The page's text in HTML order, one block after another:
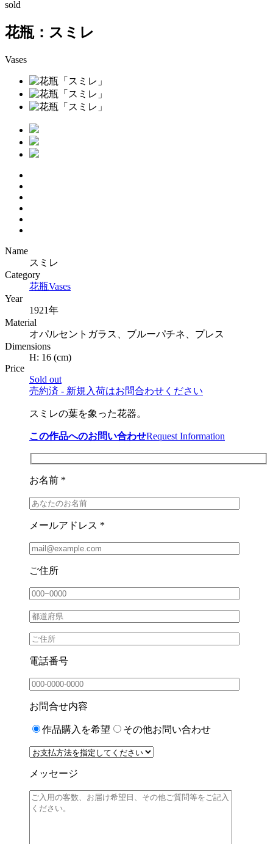
sold
花瓶：スミレ
Vases
Name
スミレ
Category
花瓶Vases
Year
1921年
Material
オパルセントガラス、ブルーパチネ、プレス
Dimensions
H: 16 (cm)
Price
Sold out
売約済 - 新規入荷はお問合わせください
スミレの葉を象った花器。
この作品へのお問い合わせRequest Information
お名前 *
メールアドレス *
ご住所
電話番号
お問合せ内容
作品購入を希望 その他お問い合わせ
メッセージ